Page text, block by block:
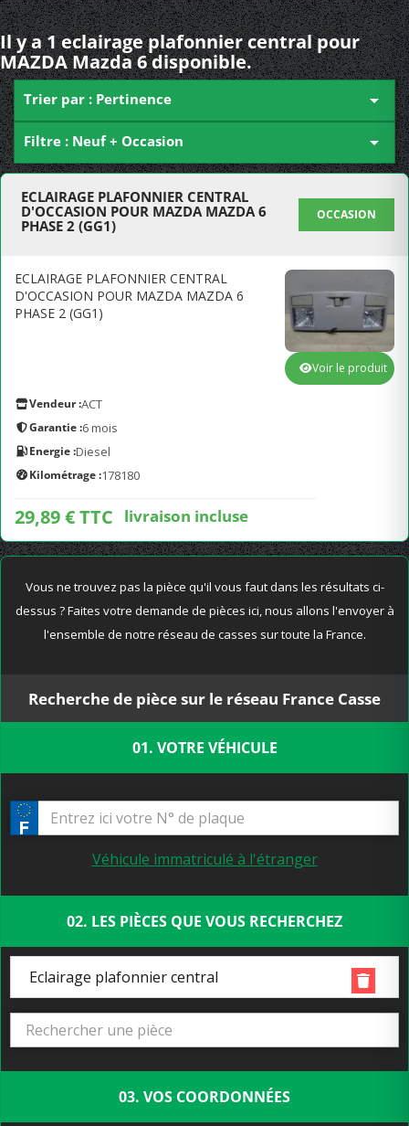
Il y a 1 eclairage plafonnier central pour
MAZDA Mazda 6 disponible.
Trier par : Pertinence 
Filtre : Neuf + Occasion 
ECLAIRAGE PLAFONNIER CENTRAL
D'OCCASION POUR MAZDA MAZDA 6
PHASE 2 (GG1)
OCCASION
ECLAIRAGE PLAFONNIER CENTRAL
D'OCCASION POUR MAZDA MAZDA 6
PHASE 2 (GG1)
Vendeur :ACT
Garantie :6 mois
Energie :Diesel
Kilométrage :178180
29,89 € TTC livraison incluse
Voir le produit
Vous ne trouvez pas la pièce qu'il vous faut dans les résultats ci-
dessus ? Faites votre demande de pièces ici, nous allons l'envoyer à
l'ensemble de notre réseau de casses sur toute la France.
Recherche de pièce sur le réseau France Casse
01. VOTRE VÉHICULE
Véhicule immatriculé à l'étranger
02. LES PIÈCES QUE VOUS RECHERCHEZ
Eclairage plafonnier central
03. VOS COORDONNÉES